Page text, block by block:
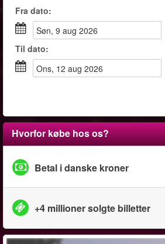
Fra dato:
søn, 9 aug 2026
Til dato:
ons, 12 aug 2026
Hvorfor købe hos os?
Betal i danske kroner
+4 millioner solgte billetter